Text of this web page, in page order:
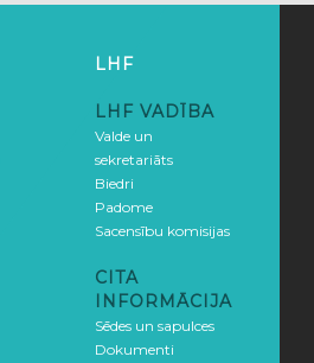
LHF
LHF VADĪBA
Valde un
sekretariāts
Biedri
Padome
Sacensību komisijas
CITA
INFORMĀCIJA
Sēdes un sapulces
Dokumenti